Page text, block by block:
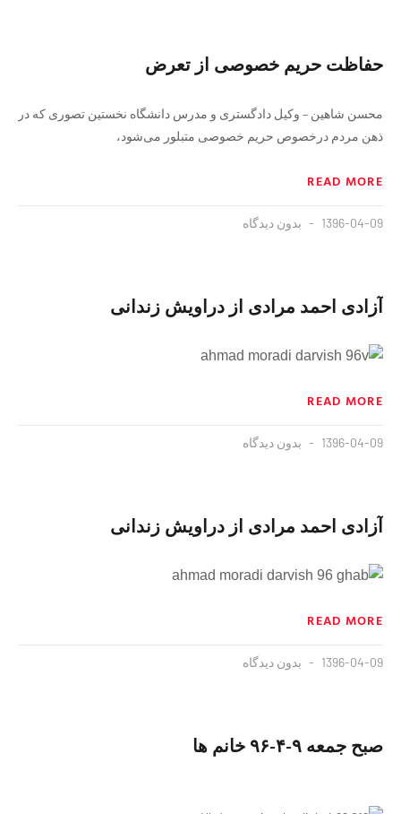
حفاظت حریم خصوصی از تعرض
محسن شاهین – وکیل دادگستری و مدرس دانشگاه نخستین تصوری که در
ذهن مردم درخصوص حریم خصوصی متبلور می‌شود،
READ MORE
1396-04-09 بدون دیدگاه
آزادی احمد مرادی از دراویش زندانی
READ MORE
1396-04-09 بدون دیدگاه
آزادی احمد مرادی از دراویش زندانی
READ MORE
1396-04-09 بدون دیدگاه
صبح جمعه ٩-۴-٩۶ خانم ها